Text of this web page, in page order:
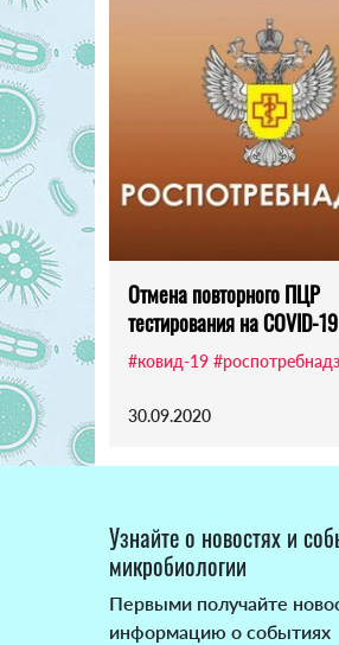
Отмена повторного ПЦР
тестирования на COVID-19
#ковид-19
30.09.2020
Узнайте о новостях и
микробиологии
Первыми получайте
информацию о событиях